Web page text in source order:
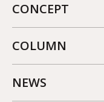
CONCEPT
COLUMN
NEWS